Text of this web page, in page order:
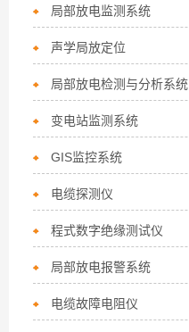
局部放电监测系统
声学局放定位
局部放电检测与分析系统
变电站监测系统
GIS监控系统
电缆探测仪
程式数字绝缘测试仪
局部放电报警系统
电缆故障电阻仪